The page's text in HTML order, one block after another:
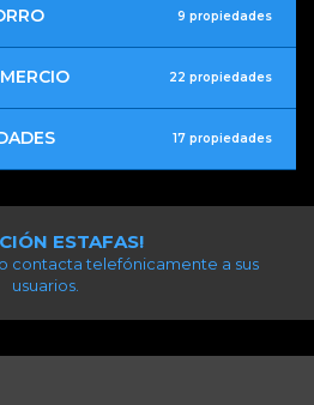
9 propiedades
22 propiedades
17 propiedades
ESTAFAS!
contacta telefónicamente a sus
usuarios.